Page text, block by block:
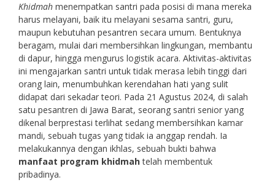
Khidmah menempatkan santri pada posisi di mana mereka
harus melayani, baik itu melayani sesama santri, guru,
maupun kebutuhan pesantren secara umum. Bentuknya
beragam, mulai dari membersihkan lingkungan, membantu
di dapur, hingga mengurus logistik acara. Aktivitas-aktivitas
ini mengajarkan santri untuk tidak merasa lebih tinggi dari
orang lain, menumbuhkan kerendahan hati yang sulit
didapat dari sekadar teori. Pada 21 Agustus 2024, di salah
satu pesantren di Jawa Barat, seorang santri senior yang
dikenal berprestasi terlihat sedang membersihkan kamar
mandi, sebuah tugas yang tidak ia anggap rendah. Ia
melakukannya dengan ikhlas, sebuah bukti bahwa
manfaat program khidmahtelah membentuk
pribadinya.